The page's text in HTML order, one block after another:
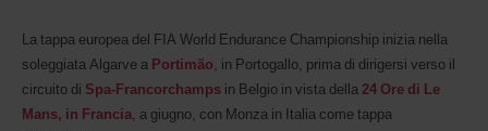
La tappa europea del FIA World Endurance Championship inizia nella
soleggiata Algarve a Portimão, in Portogallo, prima di dirigersi verso il
circuito di Spa-Francorchamps in Belgio in vista della24 Ore di Le
Mans, in Francia, a giugno, con Monza in Italia come tappa